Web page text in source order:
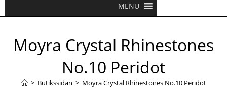
MENU
Moyra Crystal Rhinestones
No.10 Peridot
> Butikssidan > Moyra Crystal Rhinestones No.10 Peridot